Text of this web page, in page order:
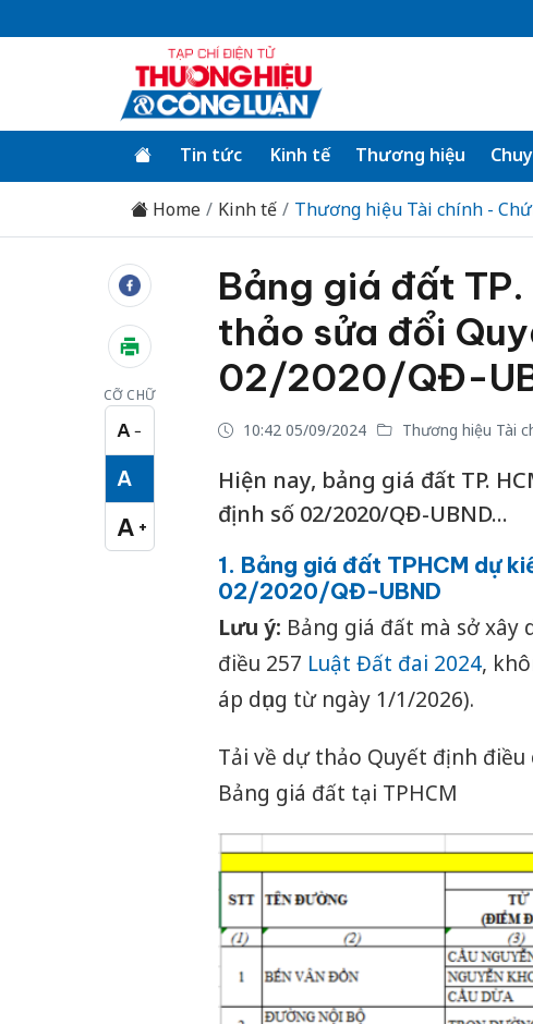
Tin tức Kinh tế Thương hiệu
Home Kinh tế Thương hiệu Tài chính -
CỠ CHỮ
A −
Cỡ chữ nhỏ
A
Cỡ chữ vừa
A +
Cỡ chữ lớn
Bảng giá đất
thảo sửa đổi
02/2020/QĐ-
10:42 05/09/2024 Thương hiệu Tài
Hiện nay, bảng giá đất TP.
định số 02/2020/QĐ-UBND...
1. Bảng giá đất TPHCM dự
02/2020/QĐ-UBND
Lưu ý: Bảng giá đất mà sở xây
điều 257 Luật Đất đai 2024,
áp dụng từ ngày 1/1/2026).
Tải về dự thảo Quyết định điều
Bảng giá đất tại TPHCM